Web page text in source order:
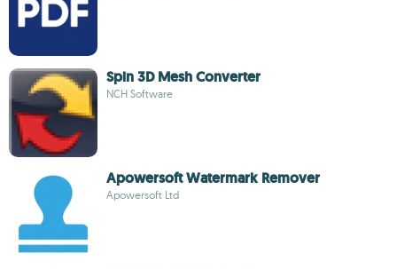
Spin 3D Mesh Converter
NCH Software
Apowersoft Watermark Remover
Apowersoft Ltd